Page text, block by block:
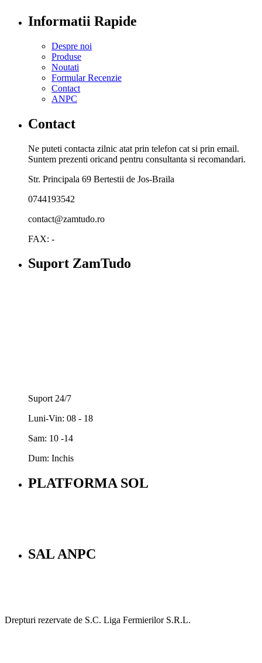
Informatii Rapide
Despre noi
Produse
Noutati
Formular Recenzie
Contact
ANPC
Contact
Ne puteti contacta zilnic atat prin telefon cat si prin email.
Suntem prezenti oricand pentru consultanta si recomandari.
Str. Principala 69 Bertestii de Jos-Braila
0744193542
contact@zamtudo.ro
FAX: -
Suport ZamTudo
Suport 24/7
Luni-Vin: 08 - 18
Sam: 10 -14
Dum: Inchis
PLATFORMA SOL
SAL ANPC
Drepturi rezervate de S.C. Liga Fermierilor S.R.L.